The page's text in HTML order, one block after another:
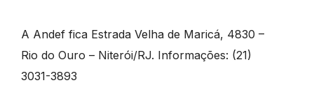
A Andef fica Estrada Velha de Maricá, 4830 –
Rio do Ouro – Niterói/RJ. Informações: (21)
3031-3893